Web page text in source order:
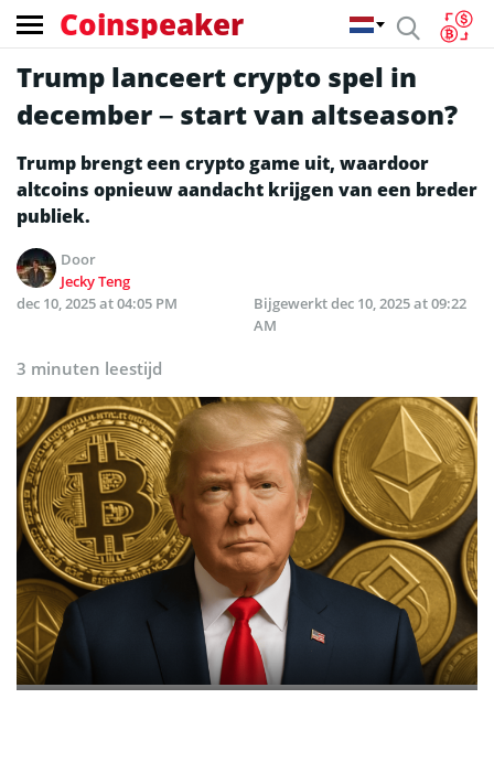
Coinspeaker
Trump lanceert crypto spel in
december – start van altseason?
Trump brengt een crypto game uit, waardoor
altcoins opnieuw aandacht krijgen van een breder
publiek.
Door
Jecky Teng
dec 10, 2025 at 04:05 PM
Bijgewerktdec 10, 2025 at 09:22
AM
3 minuten leestijd